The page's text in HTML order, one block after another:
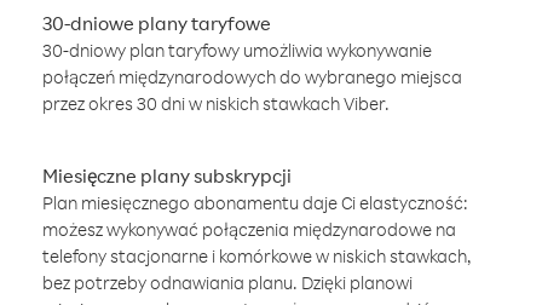
30-dniowe plany taryfowe
30-dniowy plan taryfowy umożliwia wykonywanie
połączeń międzynarodowych do wybranego miejsca
przez okres 30 dni w niskich stawkach Viber.
Miesięczne plany subskrypcji
Plan miesięcznego abonamentu daje Ci elastyczność:
możesz wykonywać połączenia międzynarodowe na
telefony stacjonarne i komórkowe w niskich stawkach,
bez potrzeby odnawiania planu. Dzięki planowi